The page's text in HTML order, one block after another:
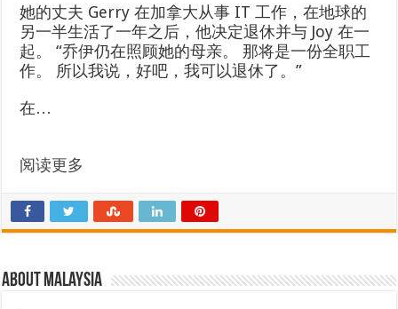
她的丈夫 Gerry 在加拿大从事 IT 工作，在地球的
另一半生活了一年之后，他决定退休并与 Joy 在一
起。 “乔伊仍在照顾她的母亲。 那将是一份全职工
作。 所以我说，好吧，我可以退休了。”
在…
阅读更多
About Malaysia